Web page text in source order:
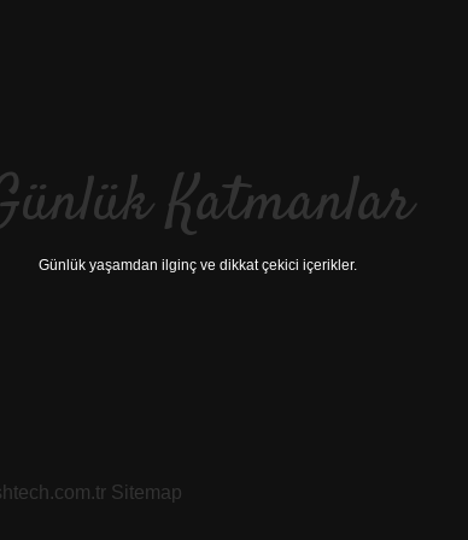
Katmanlar
Günlük yaşamdan ilginç ve dikkat çekici içerikler.
Sitemap